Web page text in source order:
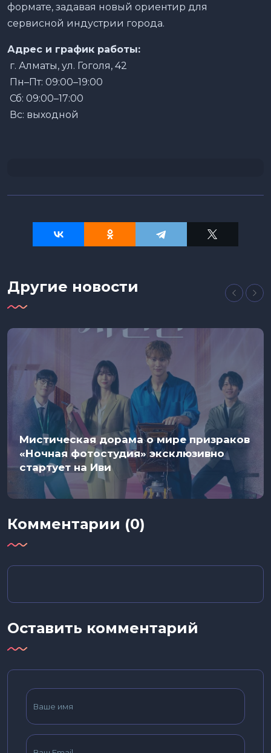
формате, задавая новый ориентир для
сервисной индустрии города.
Адрес и график работы:
г. Алматы, ул. Гоголя, 42
Пн–Пт: 09:00–19:00
Сб: 09:00–17:00
Вс: выходной
Другие новости
Мистическая дорама о мире призраков
«Ночная фотостудия» эксклюзивно
стартует на Иви
Комментарии (0)
Оставить комментарий